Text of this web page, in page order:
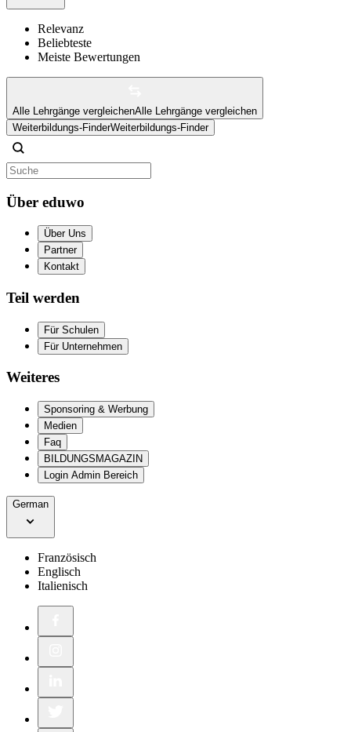
Relevanz
Beliebteste
Meiste Bewertungen
Alle Lehrgänge vergleichenAlle Lehrgänge vergleichen
Weiterbildungs-FinderWeiterbildungs-Finder
Über eduwo
Über Uns
Partner
Kontakt
Teil werden
Für Schulen
Für Unternehmen
Weiteres
Sponsoring & Werbung
Medien
Faq
BILDUNGSMAGAZIN
Login Admin Bereich
German
Französisch
Englisch
Italienisch